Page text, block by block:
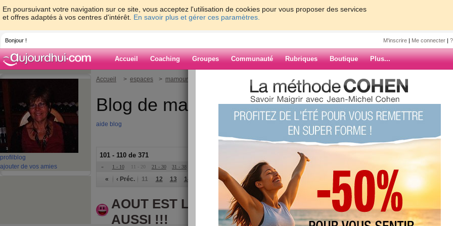
En poursuivant votre navigation sur ce site, vous acceptez l'utilisation de cookies pour vous proposer des services
et offres adaptés à vos centres d'intérêt. En savoir plus et gérer ces paramètres.
Bonjour ! M'inscrire | Me connecter |
Accueil Coaching Groupes Communauté Rubriques Boutique Plus...
profil blog
ajouter de vos amies
Accueil > espaces > mamour8
Blog de mamour8
aide blog
101 - 110 de 371
« 1 - 10 11 - 20 21 - 30 31 - 38
« ‹ Préc. 11 12 13 14 16 17 18 19 20 Suiv. ›
AOUT EST LA !!!! ET LE SOLEIL
AUSSI !!!
ARCHIVES